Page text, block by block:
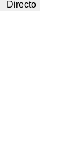
Directo